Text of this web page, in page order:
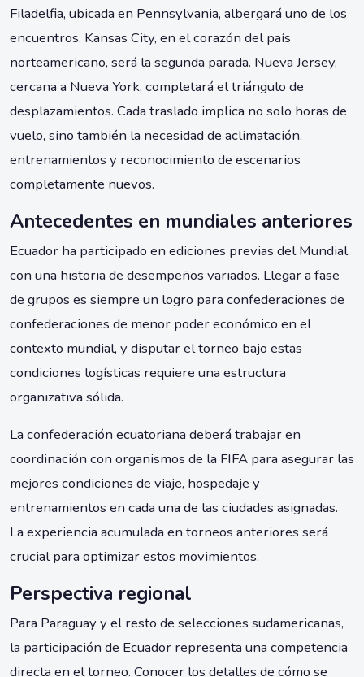
Filadelfia, ubicada en Pennsylvania, albergará uno de los
encuentros. Kansas City, en el corazón del país
norteamericano, será la segunda parada. Nueva Jersey,
cercana a Nueva York, completará el triángulo de
desplazamientos. Cada traslado implica no solo horas de
vuelo, sino también la necesidad de aclimatación,
entrenamientos y reconocimiento de escenarios
completamente nuevos.
Antecedentes en mundiales anteriores
Ecuador ha participado en ediciones previas del Mundial
con una historia de desempeños variados. Llegar a fase
de grupos es siempre un logro para confederaciones de
confederaciones de menor poder económico en el
contexto mundial, y disputar el torneo bajo estas
condiciones logísticas requiere una estructura
organizativa sólida.
La confederación ecuatoriana deberá trabajar en
coordinación con organismos de la FIFA para asegurar las
mejores condiciones de viaje, hospedaje y
entrenamientos en cada una de las ciudades asignadas.
La experiencia acumulada en torneos anteriores será
crucial para optimizar estos movimientos.
Perspectiva regional
Para Paraguay y el resto de selecciones sudamericanas,
la participación de Ecuador representa una competencia
directa en el torneo. Conocer los detalles de cómo se